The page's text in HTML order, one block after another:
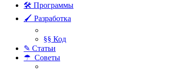
🛠 Программы
🖌 Разработка
§§ Код
✎ Статьи
☂ Советы